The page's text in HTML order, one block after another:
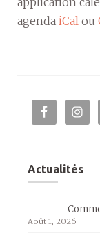
agenda iCal ou
Actualités
Août 1, 2026